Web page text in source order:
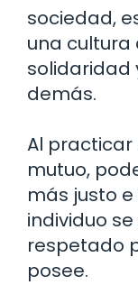
sociedad,
una cultura
solidaridad
demás.
Al practicar
mutuo,
más justo
individuo
respetado
posee.